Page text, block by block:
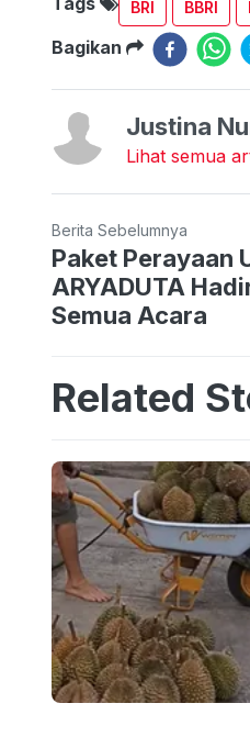
BRI BBRI
Bagikan
Justina
Lihat semua
Berita Sebelumnya
Paket Perayaan
ARYADUTA
Semua Acara
Related